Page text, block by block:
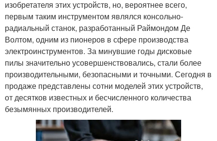
изобретателя этих устройств, но, вероятнее всего,
первым таким инструментом являлся консольно-
радиальный станок, разработанный Раймондом Де
Волтом, одним из пионеров в сфере производства
электроинструментов. За минувшие годы дисковые
пилы значительно усовершенствовались, стали более
производительными, безопасными и точными. Сегодня в
продаже представлены сотни моделей этих устройств,
от десятков известных и бесчисленного количества
безымянных производителей.